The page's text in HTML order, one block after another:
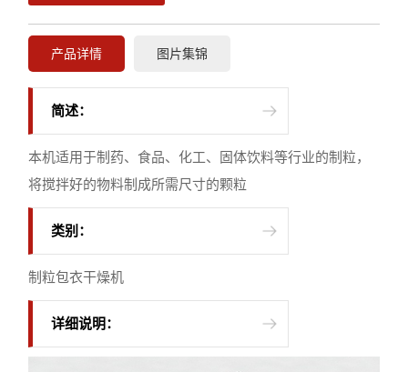
产品详情 图片集锦
简述：
本机适用于制药、食品、化工、固体饮料等行业的制粒，
将搅拌好的物料制成所需尺寸的颗粒
类别：
制粒包衣干燥机
详细说明：